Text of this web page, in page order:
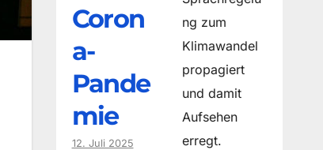
Coron
a-
Pande
mie
12. Juli 2025
ng zum
Klimawandel
propagiert
und damit
Aufsehen
erregt.